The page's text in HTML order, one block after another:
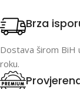
Brza
Dostava širom BiH
roku.